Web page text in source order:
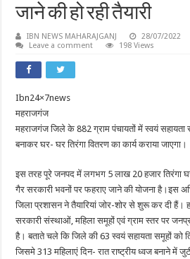
जाने की हो रही तैयारी
IBN NEWS MAHARAJGANJ 28/07/2022
Leave a comment
198 Views
Ibn24×7news
महराजगंज
महराजगंज जिले के 882 ग्राम पंचायतों में स्वयं
बनाकर घर- घर तिरंगा वितरण का कार्य कराया जाएगा।
इस तरह पूरे जनपद में लगभग 5 लाख 20 हजार तिरंगा
गैर सरकारी भवनों पर फहराए जाने की योजना है।इस
जिला प्रशासन ने तैयारियां जोर-शोर से शुरू कर दी हैं।
सरकारी संस्थाओं, महिला समूहों एवं ग्राम स्तर पर
है। बताते चले कि जिले की 63 स्वयं सहायता समूहों को
जिसमे 313 महिलाएं दिन- रात राष्ट्रीय ध्वज बनाने में